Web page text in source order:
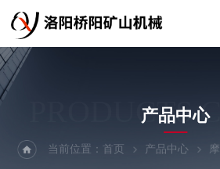
PRODUCTS
产品中心
当前位置：首页 产品中心